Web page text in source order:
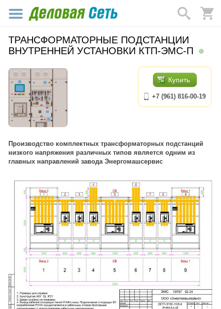
ТРАНСФОРМАТОРНЫЕ ПОДСТАНЦИИ
ВНУТРЕННЕЙ УСТАНОВКИ КТП-ЭМС-П
Купить
+7 (961) 816-00-19
Производство комплектных трансформаторных подстанций
низкого напряжения различных типов является одним из
главных направлений завода Энергомашсервис